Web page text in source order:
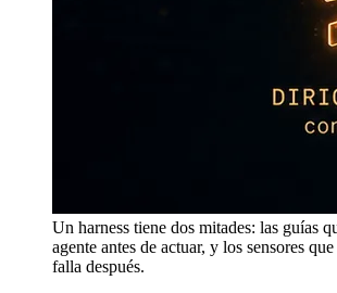
Un harness tiene dos mitades: las guías
agente antes de actuar, y los sensores
falla después.